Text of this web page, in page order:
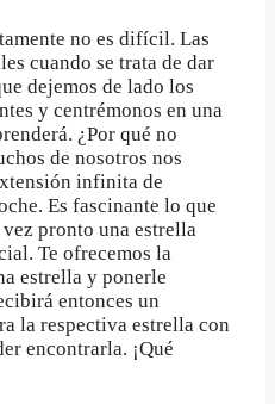
no es difícil. Las
cuando se trata de dar
dejemos de lado los
y centrémonos en una
¿Por qué no
de nosotros nos
infinita de
Es fascinante lo que
pronto una estrella
Te ofrecemos la
estrella y ponerle
entonces un
la respectiva estrella con
encontrarla. ¡Qué